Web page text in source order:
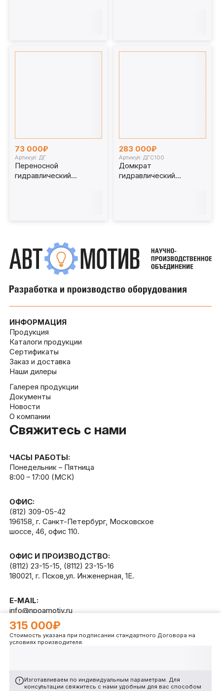
315 000₽
Стоимость указана при подписании стандартного Договора на
условиях производителя.
Изготавливаем по индивидуальным параметрам. Для
консультации свяжитесь с нами удобным для вас способом
73 000₽
Артикул: ДГ
Переносной
гидравлический
283 000₽
Артикул: ДГС100
Домкрат
гидравлический
ИНФОРМАЦИЯ
Продукция
Каталоги продукции
Сертификаты
Заказ и доставка
Наши дилеры
Галерея продукции
Документы
Новости
О компании
Свяжитесь с нами
ЧАСЫ РАБОТЫ:
Понедельник – Пятница
8:00 – 17:00 (МСК)
ОФИС:
(812) 309-05-42
196158, г. Санкт-Петербург, Московское
шоссе, 46, офис 110.
ОФИС И ПРОИЗВОДСТВО:
(8112) 23-15-15, (8112) 23-15-16
180021, г. Псков,ул. Инженерная, 1Е.
E-MAIL:
info@npoamotiv.ru
Разработано вWEBCETERA